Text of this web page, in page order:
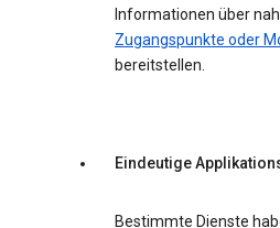
Informationen über
Zugangspunkte oder
bereitstellen.
Eindeutige
Bestimmte Dienste